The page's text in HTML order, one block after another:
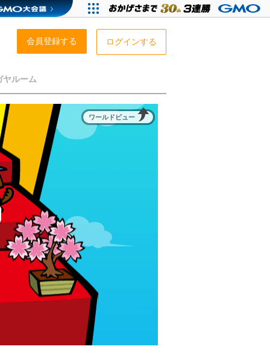
会員登録する ログインする
ヤルーム
ワールドビュー